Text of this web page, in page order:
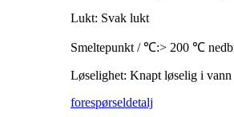
Lukt: Svak lukt
Smeltepunkt / ℃:> 200 ℃
Løselighet: Knapt løselig i vann
forespørseldetalj